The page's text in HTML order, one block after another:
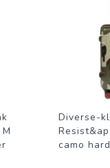
Diverse-
camo